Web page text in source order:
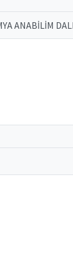
ANABİLİM